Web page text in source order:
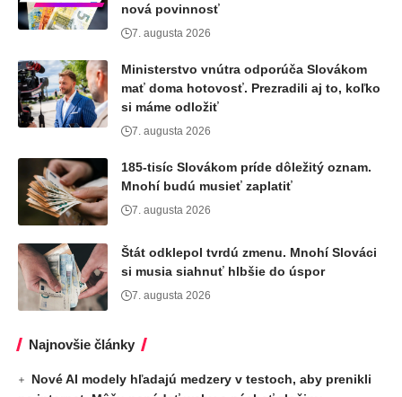
nová povinnosť
7. augusta 2026
Ministerstvo vnútra odporúča Slovákom
mať doma hotovosť. Prezradili aj to, koľko
si máme odložiť
7. augusta 2026
185-tisíc Slovákom príde dôležitý oznam.
Mnohí budú musieť zaplatiť
7. augusta 2026
Štát odklepol tvrdú zmenu. Mnohí Slováci
si musia siahnuť hlbšie do úspor
7. augusta 2026
Najnovšie články
Nové AI modely hľadajú medzery v testoch, aby prenikli